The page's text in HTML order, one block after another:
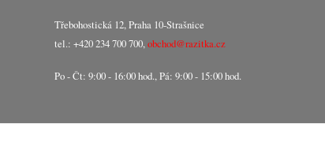
Třebohostická 12, Praha 10-Strašnice
tel.: +420 234 700 700,obchod@razitka.cz
Po - Čt: 9:00 - 16:00 hod., Pá: 9:00 - 15:00 hod.